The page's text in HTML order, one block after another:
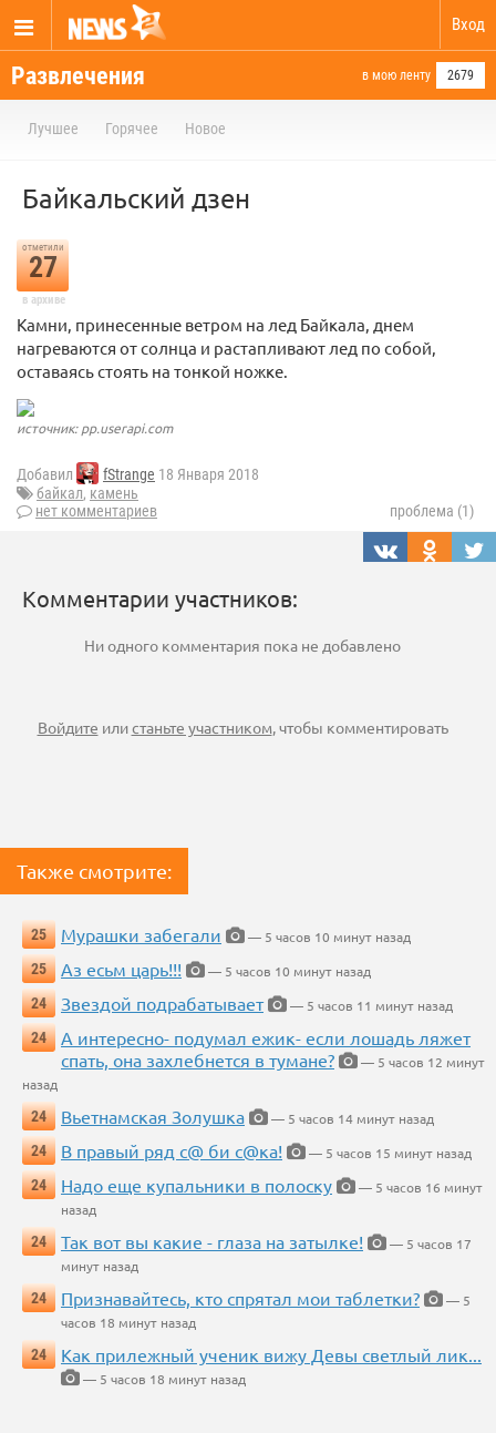
Вход
Развлечения в мою ленту 2679
Лучшее Горячее Новое
Байкальский дзен
отметили
27
в архиве
Камни, принесенные ветром на лед Байкала, днем
нагреваются от солнца и растапливают лед по собой,
оставаясь стоять на тонкой ножке.
источник: pp.userapi.com
Добавил fStrange 18 Января 2018
байкал, камень
нет комментариев
проблема (1)
Комментарии участников:
Ни одного комментария пока не добавлено
Войдите илистаньте участником, чтобы комментировать
Также смотрите:
25 Мурашки забегали
— 5 часов 10 минут назад
25
Аз есьм царь!!!
— 5 часов 10 минут назад
24
Звездой подрабатывает
— 5 часов 11 минут назад
24
А интересно- подумал ежик- если лошадь ляжет
спать, она захлебнется в тумане?
— 5 часов 12 минут
назад
24
Вьетнамская Золушка
— 5 часов 14 минут назад
24
В правый ряд с@ би с@ка!
— 5 часов 15 минут назад
24
Надо еще купальники в полоску
— 5 часов 16 минут
назад
24
Так вот вы какие - глаза на затылке!
— 5 часов 17
минут назад
24
Признавайтесь, кто спрятал мои таблетки?
— 5
часов 18 минут назад
24
Как прилежный ученик вижу Девы светлый лик...
— 5 часов 18 минут назад